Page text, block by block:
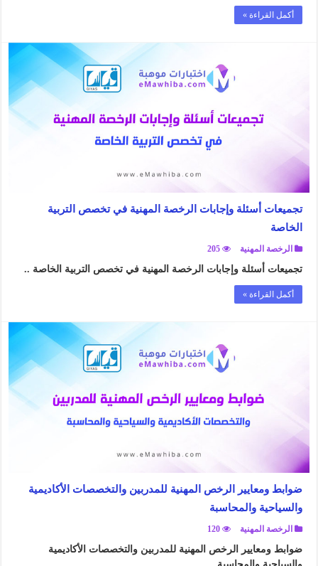
أكمل القراءة »
تجميعات أسئلة وإجابات الرخصة المهنية في تخصص التربية
الخاصة
الرخصة المهنية 205
تجميعات أسئلة وإجابات الرخصة المهنية في تخصص التربية الخاصة ..
أكمل القراءة »
ضوابط ومعايير الرخص المهنية للمدربين والتخصصات الأكاديمية
والسياحية والمحاسبة
الرخصة المهنية 120
ضوابط ومعايير الرخص المهنية للمدربين والتخصصات الأكاديمية